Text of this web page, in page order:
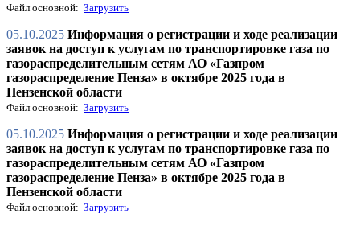
Файл основной: Загрузить
05.10.2025 Информация о регистрации и ходе реализации
заявок на доступ к услугам по транспортировке газа по
газораспределительным сетям АО «Газпром
газораспределение Пенза» в октябре 2025 года в
Пензенской области
Файл основной: Загрузить
05.10.2025 Информация о регистрации и ходе реализации
заявок на доступ к услугам по транспортировке газа по
газораспределительным сетям АО «Газпром
газораспределение Пенза» в октябре 2025 года в
Пензенской области
Файл основной: Загрузить